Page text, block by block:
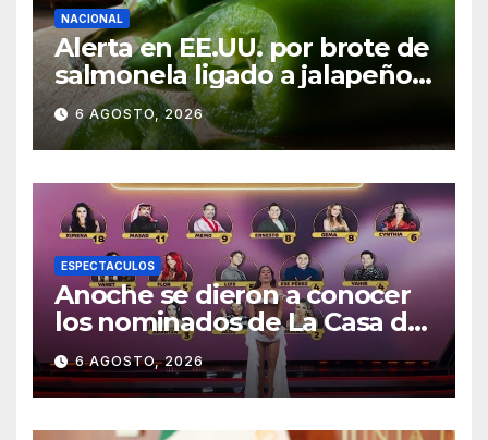
NACIONAL
Alerta en EE.UU. por brote de
salmonela ligado a jalapeños
mexicanos; reportan 345
casos
6 AGOSTO, 2026
ESPECTACULOS
Anoche se dieron a conocer
los nominados de La Casa de
los Famosos México 2026 en
la segunda semana
6 AGOSTO, 2026